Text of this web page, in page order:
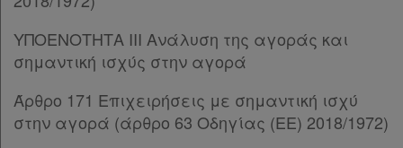
Παρ.2
Άρθρο 102 [-]
Παρ.2
Άρθρο 103
ΥΠΟΕΝΟΤΗΤΑ ΙΙΙ Ανάλυση της αγοράς και
σημαντική ισχύς στην αγορά
Άρθρο 171 Επιχειρήσεις με σημαντική ισχύ
στην αγορά (άρθρο 63 Οδηγίας (ΕΕ) 2018/1972)